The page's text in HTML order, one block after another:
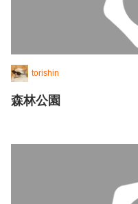
torishin
森林公園